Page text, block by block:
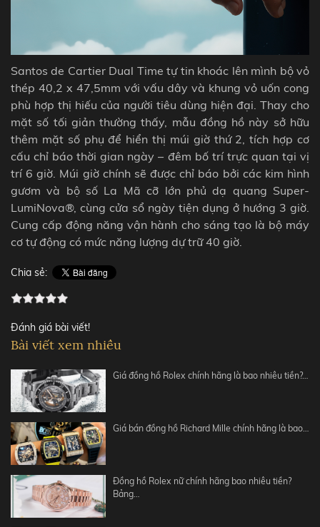
Santos de Cartier Dual Time tự tin khoác lên mình bộ vỏ
thép 40,2 x 47,5mm với vấu dây và khung vỏ uốn cong
phù hợp thị hiếu của người tiêu dùng hiện đại. Thay cho
mặt số tối giản thường thấy, mẫu đồng hồ này sở hữu
thêm mặt số phụ để hiển thị múi giờ thứ 2, tích hợp cơ
cấu chỉ báo thời gian ngày – đêm bố trí trực quan tại vị
trí 6 giờ. Múi giờ chính sẽ được chỉ báo bởi các kim hình
gươm và bộ số La Mã cỡ lớn phủ dạ quang Super-
LumiNova®, cùng cửa sổ ngày tiện dụng ở hướng 3 giờ.
Cung cấp động năng vận hành cho sáng tạo là bộ máy
cơ tự động có mức năng lượng dự trữ 40 giờ.
Chia sẻ:
Đánh giá bài viết!
Bài viết xem nhiều
Giá đồng hồ Rolex chính hãng là bao nhiêu tiền?…
Giá bán đồng hồ Richard Mille chính hãng là bao…
Đồng hồ Rolex nữ chính hãng bao nhiêu tiền?
Bảng…